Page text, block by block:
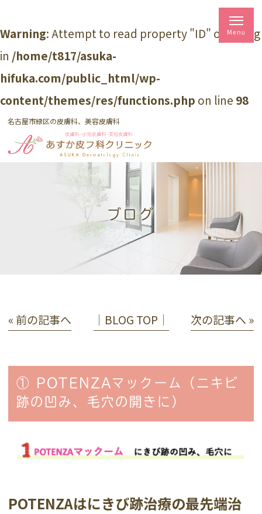
Warning: Attempt to read property "ID" on string
in /home/t817/asuka-
hifuka.com/public_html/wp-
content/themes/res/functions.php on line 98
名古屋市緑区の皮膚科、美容皮膚科
ブログ
« 前の記事へ │BLOG TOP│ 次の記事へ »
① POTENZAマックーム（ニキビ
跡の凹み、毛穴の開きに）
POTENZAはにきび跡治療の最先端治